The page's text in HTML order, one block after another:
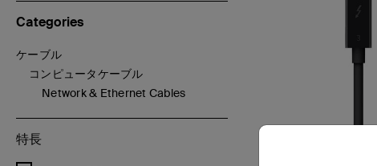
Categories
ケーブル
Categoriesで絞り込み: ケーブル
コンピュータケーブル
選択済み 現在Categoriesで絞り込み中: コンピュータケーブル
Network & Ethernet Cables
Categoriesで絞り込み: Network & Ethernet Cables
特長